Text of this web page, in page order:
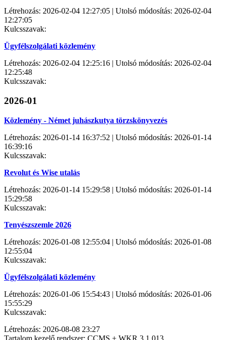
Létrehozás: 2026-02-04 12:27:05 | Utolsó módosítás: 2026-02-04
12:27:05
Kulcsszavak:
Ügyfélszolgálati közlemény
Létrehozás: 2026-02-04 12:25:16 | Utolsó módosítás: 2026-02-04
12:25:48
Kulcsszavak:
2026-01
Közlemény - Német juhászkutya törzskönyvezés
Létrehozás: 2026-01-14 16:37:52 | Utolsó módosítás: 2026-01-14
16:39:16
Kulcsszavak:
Revolut és Wise utalás
Létrehozás: 2026-01-14 15:29:58 | Utolsó módosítás: 2026-01-14
15:29:58
Kulcsszavak:
Tenyészszemle 2026
Létrehozás: 2026-01-08 12:55:04 | Utolsó módosítás: 2026-01-08
12:55:04
Kulcsszavak:
Ügyfélszolgálati közlemény
Létrehozás: 2026-01-06 15:54:43 | Utolsó módosítás: 2026-01-06
15:55:29
Kulcsszavak:
Létrehozás: 2026-08-08 23:27
Tartalom kezelő rendszer: CCMS + WKR 3.1.013